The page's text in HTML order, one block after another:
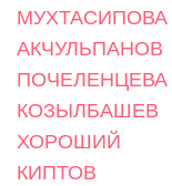
МУХТАСИПОВА
АКЧУЛЬПАНОВ
ПОЧЕЛЕНЦЕВА
КОЗЫЛБАШЕВ
ХОРОШИЙ
КИПТОВ